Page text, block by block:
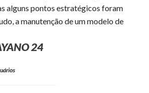
alguns pontos estratégicos foram
a manutenção de um modelo de
24